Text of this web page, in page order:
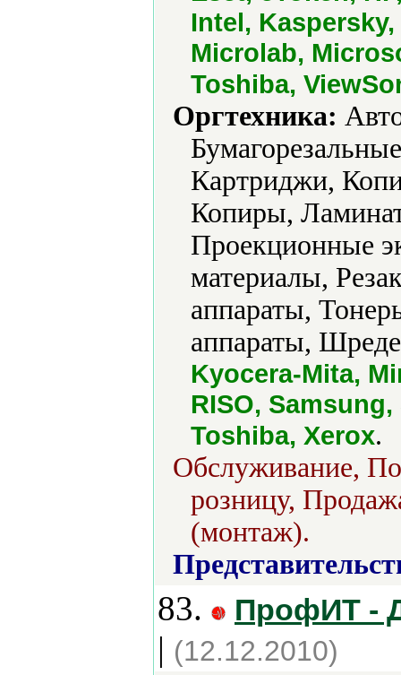
Intel,
Microlab,
Toshiba,
Оргтехника:
Картриджи,
Копиры,
Проекционные
материалы,
аппараты,
аппараты,
Kyocera-Mita,
RISO,
Toshiba, Xerox.
Обслуживание,
розницу,
(монтаж).
83. ПрофИТ -
| (12.12.2010)